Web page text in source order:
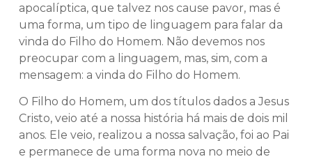
apocalíptica, que talvez nos cause pavor, mas é
uma forma, um tipo de linguagem para falar da
vinda do Filho do Homem. Não devemos nos
preocupar com a linguagem, mas, sim, com a
mensagem: a vinda do Filho do Homem.
O Filho do Homem, um dos títulos dados a Jesus
Cristo, veio até a nossa história há mais de dois mil
anos. Ele veio, realizou a nossa salvação, foi ao Pai
e permanece de uma forma nova no meio de